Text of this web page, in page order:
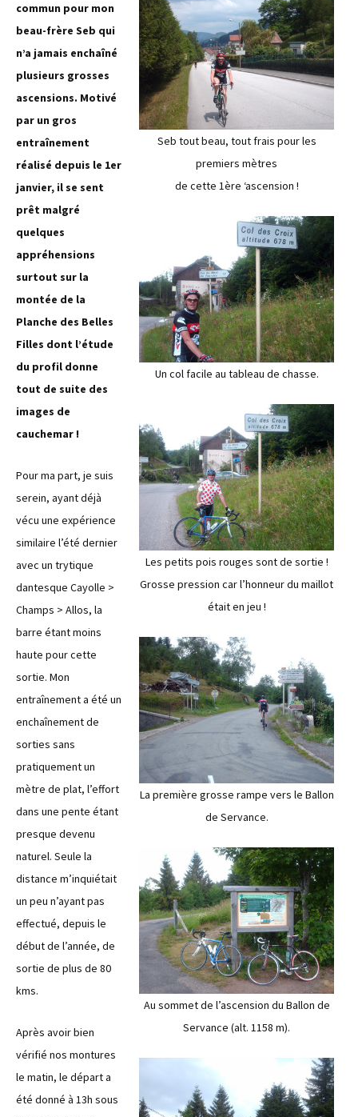
commun pour mon
beau-frère Seb qui
n’a jamais enchaîné
plusieurs grosses
ascensions. Motivé
par un gros
entraînement
réalisé depuis le 1er
janvier, il se sent
prêt malgré
quelques
appréhensions
surtout sur la
montée de la
Planche des Belles
Filles dont l’étude
du profil donne
tout de suite des
images de
cauchemar !
Pour ma part, je suis
serein, ayant déjà
vécu une expérience
similaire l’été dernier
avec un trytique
dantesque Cayolle >
Champs > Allos, la
barre étant moins
haute pour cette
sortie. Mon
entraînement a été un
enchaînement de
sorties sans
pratiquement un
mètre de plat, l’effort
dans une pente étant
presque devenu
naturel. Seule la
distance m’inquiétait
un peu n’ayant pas
effectué, depuis le
début de l’année, de
sortie de plus de 80
kms.
Après avoir bien
vérifié nos montures
le matin, le départ a
été donné à 13h sous
Seb tout beau, tout frais pour les
premiers mètres
de cette 1ère ‘ascension !
Un col facile au tableau de chasse.
Les petits pois rouges sont de sortie !
Grosse pression car l’honneur du maillot
était en jeu !
La première grosse rampe vers le Ballon
de Servance.
Au sommet de l’ascension du Ballon de
Servance (alt. 1158 m).